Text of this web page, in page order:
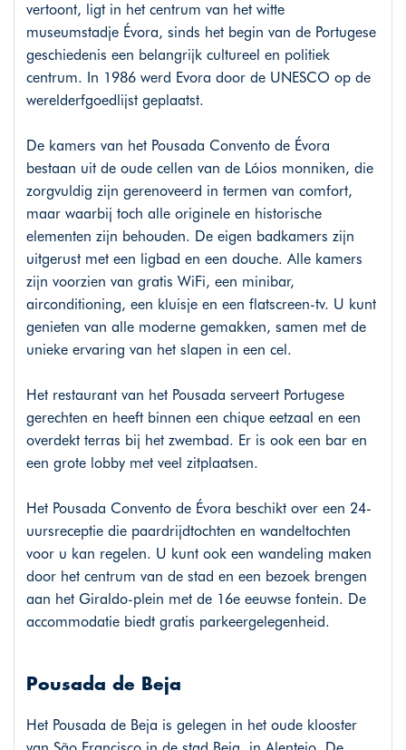
vertoont, ligt in het centrum van het witte
museumstadje Évora, sinds het begin van de Portugese
geschiedenis een belangrijk cultureel en politiek
centrum. In 1986 werd Evora door de UNESCO op de
werelderfgoedlijst geplaatst.
De kamers van het Pousada Convento de Évora
bestaan uit de oude cellen van de Lóios monniken, die
zorgvuldig zijn gerenoveerd in termen van comfort,
maar waarbij toch alle originele en historische
elementen zijn behouden. De eigen badkamers zijn
uitgerust met een ligbad en een douche. Alle kamers
zijn voorzien van gratis WiFi, een minibar,
airconditioning, een kluisje en een flatscreen-tv. U kunt
genieten van alle moderne gemakken, samen met de
unieke ervaring van het slapen in een cel.
Het restaurant van het Pousada serveert Portugese
gerechten en heeft binnen een chique eetzaal en een
overdekt terras bij het zwembad. Er is ook een bar en
een grote lobby met veel zitplaatsen.
Het Pousada Convento de Évora beschikt over een 24-
uursreceptie die paardrijdtochten en wandeltochten
voor u kan regelen. U kunt ook een wandeling maken
door het centrum van de stad en een bezoek brengen
aan het Giraldo-plein met de 16e eeuwse fontein. De
accommodatie biedt gratis parkeergelegenheid.
Pousada de Beja
Het Pousada de Beja is gelegen in het oude klooster